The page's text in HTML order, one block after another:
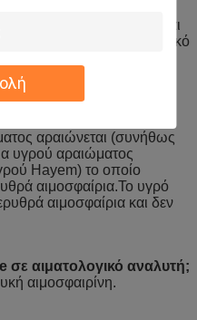
1-πυριδόνη-2-ζύφρου και
είναι 6.5-7.4, και
σε κάθε συστατικό
5g/l...
την καταμέτρηση των
αιμοπεταλίων;
αραιώνεται (συνήθως
υγρού αραιώματος
Hayem) το οποίο
αιμοσφαίρια.Το υγρό
αιμοσφαίρια και δεν
σε αιματολογικό αναλυτή;
αιμοσφαιρίνη.